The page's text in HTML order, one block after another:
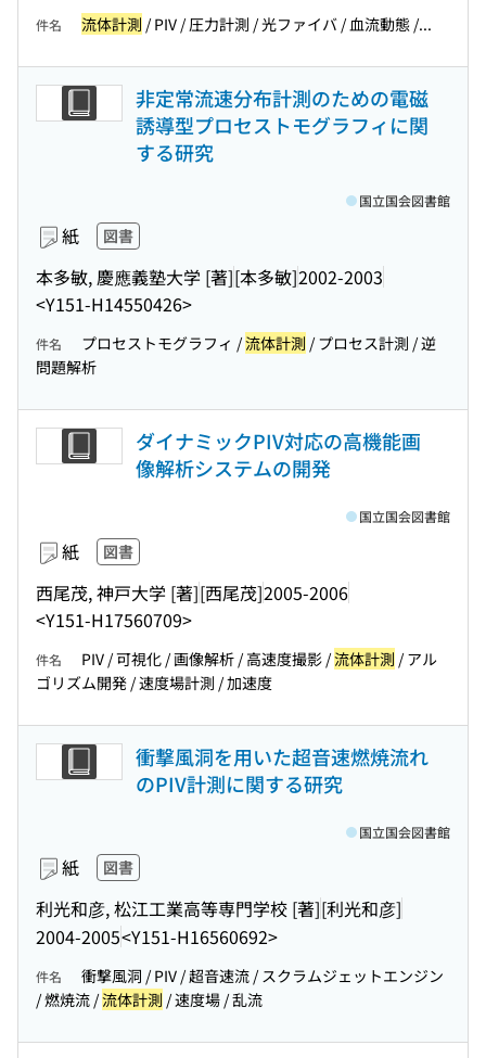
件名 流体計測 / PIV / 圧力計測 / 光ファイバ / 血流動態 /...
非定常流速分布計測のための電磁
誘導型プロセストモグラフィに関
する研究
紙 図書
本多敏, 慶應義塾大学 [著][本多敏]2002-2003
<Y151-H14550426>
国立国会図書館
件名 プロセストモグラフィ /流体計測 / プロセス計測 / 逆
問題解析
ダイナミックPIV対応の高機能画
像解析システムの開発
紙 図書
西尾茂, 神戸大学 [著][西尾茂]2005-2006
<Y151-H17560709>
国立国会図書館
件名 PIV / 可視化 / 画像解析 / 高速度撮影 /流体計測 / アル
ゴリズム開発 / 速度場計測 / 加速度
衝撃風洞を用いた超音速燃焼流れ
のPIV計測に関する研究
紙 図書
利光和彦, 松江工業高等専門学校 [著][利光和彦]
2004-2005<Y151-H16560692>
国立国会図書館
件名
衝撃風洞 / PIV / 超音速流 / スクラムジェットエンジン
/ 燃焼流 /流体計測 / 速度場 / 乱流